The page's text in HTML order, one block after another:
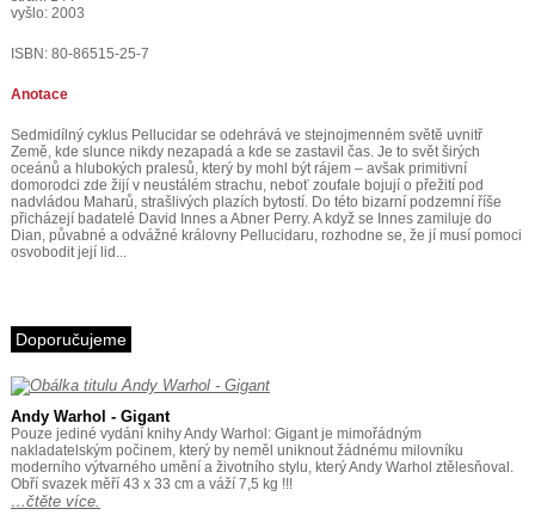
vyšlo: 2003
ISBN: 80-86515-25-7
Anotace
Sedmidílný cyklus Pellucidar se odehrává ve stejnojmenném světě uvnitř
Země, kde slunce nikdy nezapadá a kde se zastavil čas. Je to svět širých
oceánů a hlubokých pralesů, který by mohl být rájem – avšak primitivní
domorodci zde žijí v neustálém strachu, neboť zoufale bojují o přežití pod
nadvládou Maharů, strašlivých plazích bytostí. Do této bizarní podzemní říše
přicházejí badatelé David Innes a Abner Perry. A když se Innes zamiluje do
Dian, půvabné a odvážné královny Pellucidaru, rozhodne se, že jí musí pomoci
osvobodit její lid...
Doporučujeme
Andy Warhol - Gigant
Pouze jediné vydání knihy Andy Warhol: Gigant je mimořádným
nakladatelským počinem, který by neměl uniknout žádnému milovníku
moderního výtvarného umění a životního stylu, který Andy Warhol ztělesňoval.
Obří svazek měří 43 x 33 cm a váží 7,5 kg !!!
…čtěte více.